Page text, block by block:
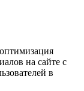
на сайте с
в